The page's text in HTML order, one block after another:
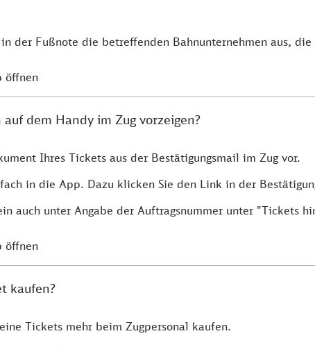
in der Fußnote die betreffenden Bahnunternehmen aus,
öffnen
dem Handy im Zug vorzeigen?
Ihres Tickets aus der Bestätigungsmail im Zug vor.
in die App. Dazu klicken Sie den Link in der
auch unter Angabe der Auftragsnummer unter "Tickets
öffnen
kaufen?
Tickets mehr beim Zugpersonal kaufen.